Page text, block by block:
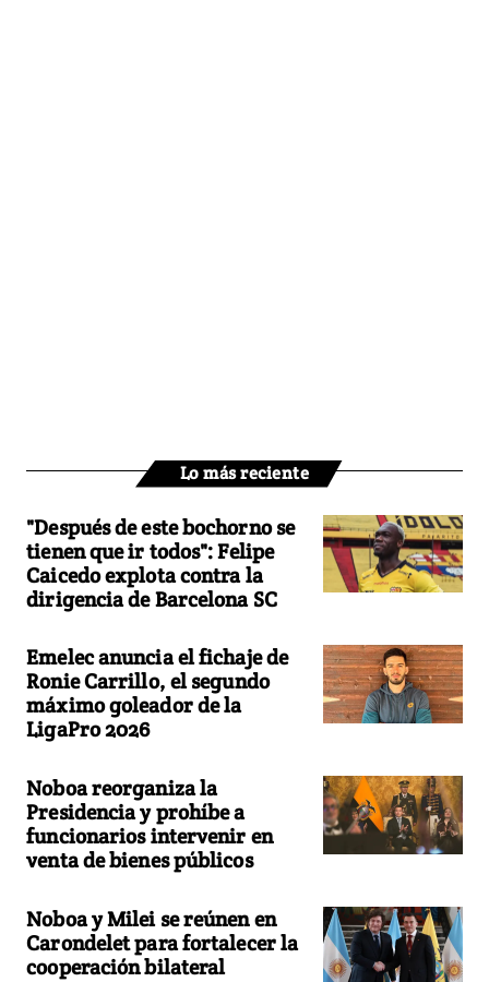
Lo más reciente
"Después de este bochorno se
tienen que ir todos": Felipe
Caicedo explota contra la
dirigencia de Barcelona SC
Emelec anuncia el fichaje de
Ronie Carrillo, el segundo
máximo goleador de la
LigaPro 2026
Noboa reorganiza la
Presidencia y prohíbe a
funcionarios intervenir en
venta de bienes públicos
Noboa y Milei se reúnen en
Carondelet para fortalecer la
cooperación bilateral